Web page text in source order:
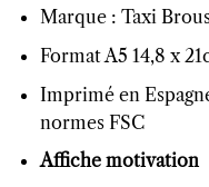
Marque : Taxi
Format A5 14,8 x
Imprimé en
normes FSC
Affiche motivation